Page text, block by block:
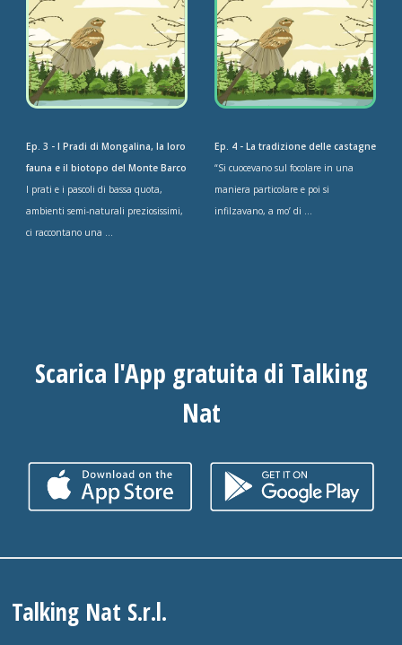
Ep. 3 - I Pradi di Mongalina, la loro
fauna e il biotopo del Monte Barco
I prati e i pascoli di bassa quota,
ambienti semi-naturali preziosissimi,
ci raccontano una ...
Ep. 4 - La tradizione delle castagne
“Si cuocevano sul focolare in una
maniera particolare e poi si
infilzavano, a mo’ di ...
Scarica l'App gratuita di Talking
Nat
Talking Nat S.r.l.